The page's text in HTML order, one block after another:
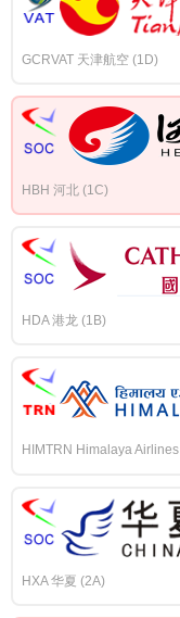
GCRVAT 天津航空 (1D)
HBH 河北 (1C)
HDA 港龙 (1B)
HIMTRN Himalaya
HXA 华夏 (2A)